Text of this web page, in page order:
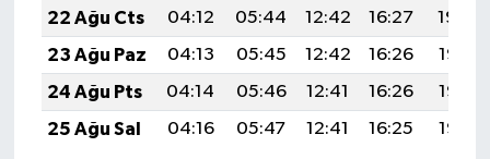
22 Ağu Cts
04:12 05:44 12:42 16:27
19:29
23 Ağu Paz
04:13 05:45 12:42 16:26
19:28
24 Ağu Pts
04:14 05:46 12:41 16:26
19:26
25 Ağu Sal
04:16 05:47 12:41 16:25 19:25